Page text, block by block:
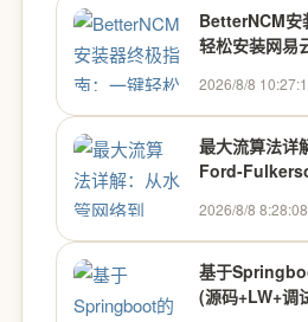
BetterNCM安
轻松安装网易
2026/8/8
最大流算法详
Ford-
2026/8/8 8:28:08
基于
(源码+LW+调